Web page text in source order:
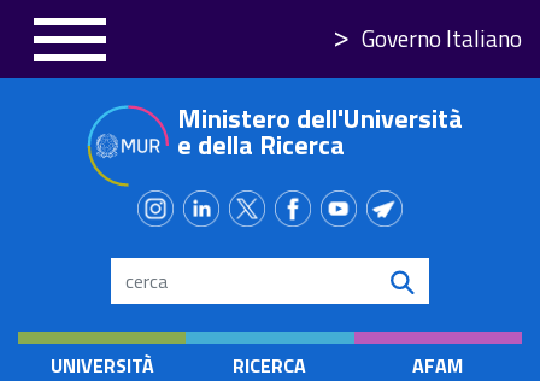
principale
Governo Italiano
Ministero dell'Università
e della Ricerca
Search
UNIVERSITÀ RICERCA AFAM